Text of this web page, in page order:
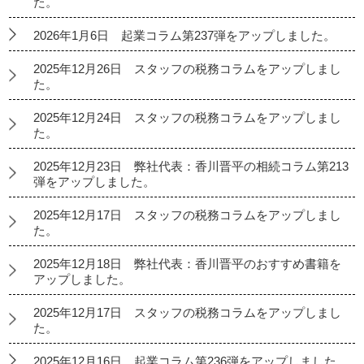
2026年1月6日 起業コラム第237弾をアップしました。
2025年12月26日 スタッフの税務コラムをアップしまし
た。
2025年12月24日 スタッフの税務コラムをアップしまし
た。
2025年12月23日 弊社代表：香川晋平の相続コラム第213
弾をアップしました。
2025年12月17日 スタッフの税務コラムをアップしまし
た。
2025年12月18日 弊社代表：香川晋平のおすすめ書籍を
アップしました。
2025年12月17日 スタッフの税務コラムをアップしまし
た。
2025年12月16日 起業コラム第236弾をアップしました。